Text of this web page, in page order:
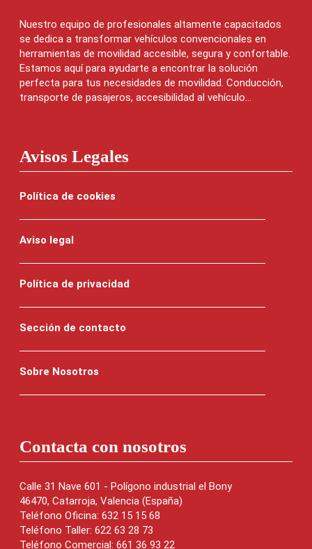
Nuestro equipo de profesionales altamente capacitados
se dedica a transformar vehículos convencionales en
herramientas de movilidad accesible, segura y confortable.
Estamos aquí para ayudarte a encontrar la solución
perfecta para tus necesidades de movilidad. Conducción,
transporte de pasajeros, accesibilidad al vehículo...
Avisos Legales
Política de cookies
Aviso legal
Política de privacidad
Sección de contacto
Sobre Nosotros
Contacta con nosotros
Calle 31 Nave 601 - Polígono industrial el Bony
46470, Catarroja, Valencia (España)
Teléfono Oficina: 632 15 15 68
Teléfono Taller: 622 63 28 73
Teléfono Comercial: 661 36 93 22